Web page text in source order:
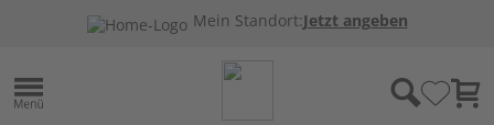
Mein Standort:Jetzt angeben